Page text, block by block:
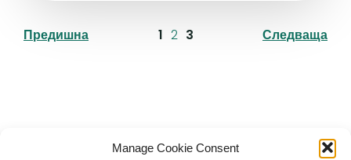
Manage Cookie Consent
Предишна 1 2 3 Следваща
Българска православна църква "Св.